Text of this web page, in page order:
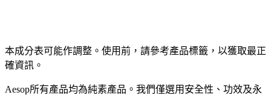
本成分表可能作調整。使用前，請參考產品標籤，以獲取最正
確資訊。​
Aesop所有產品均為純素產品。我們僅選用安全性、功效及永